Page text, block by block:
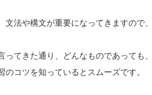
文法や構文が重要になってきますので
ってきた通り、どんなものであっても
コツを知っているとスムーズです。